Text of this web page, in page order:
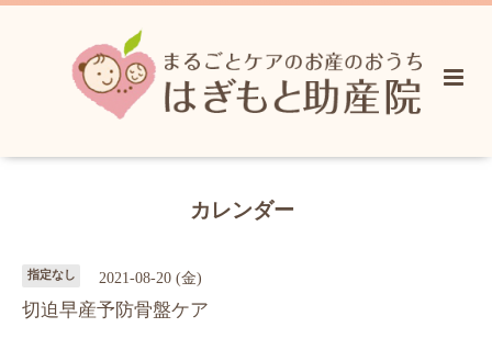
カレンダー
指定なし 2021-08-20 (金)
切迫早産予防骨盤ケア